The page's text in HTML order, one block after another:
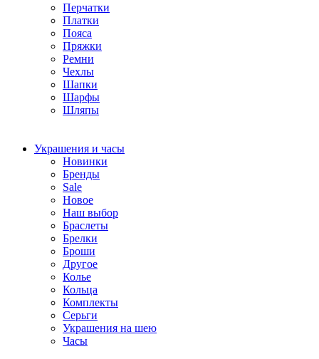
Перчатки
Платки
Пояса
Пряжки
Ремни
Чехлы
Шапки
Шарфы
Шляпы
Украшения и часы
Новинки
Бренды
Sale
Новое
Наш выбор
Браслеты
Брелки
Броши
Другое
Колье
Кольца
Комплекты
Серьги
Украшения на шею
Часы